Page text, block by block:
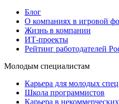
Блог
О компаниях в игровой
Жизнь в компании
ИТ-проекты
Рейтинг работодателей
Молодым специалистам
Карьера для молодых
Школа программистов
Карьера в